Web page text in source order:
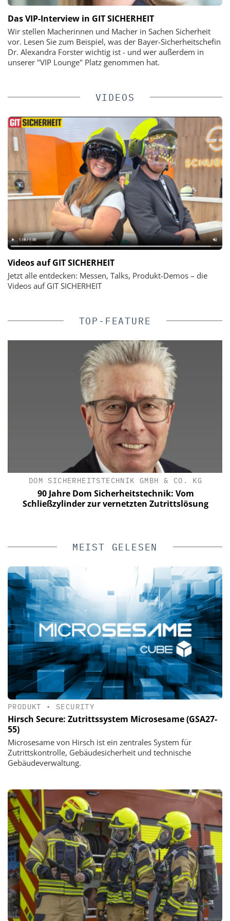
Das VIP-Interview in GIT SICHERHEIT
Wir stellen Macherinnen und Macher in Sachen Sicherheit
vor. Lesen Sie zum Beispiel, was der Bayer-Sicherheitschefin
Dr. Alexandra Forster wichtig ist - und wer außerdem in
unserer "VIP Lounge" Platz genommen hat.
VIDEOS
Videos auf GIT SICHERHEIT
Jetzt alle entdecken: Messen, Talks, Produkt-Demos – die
Videos auf GIT SICHERHEIT
TOP-FEATURE
DOM SICHERHEITSTECHNIK GMBH & CO. KG
90 Jahre Dom Sicherheitstechnik: Vom
Schließzylinder zur vernetzten Zutrittslösung
MEIST GELESEN
PRODUKT • SECURITY
Hirsch Secure: Zutrittssystem Microsesame (GSA27-
55)
Microsesame von Hirsch ist ein zentrales System für
Zutrittskontrolle, Gebäudesicherheit und technische
Gebäudeverwaltung.